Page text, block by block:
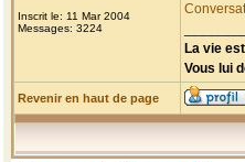
Inscrit le: 11 Mar 2004
Messages: 3224
La vie
Vous lui
Revenir en haut de page